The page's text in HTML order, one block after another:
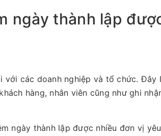
ngày thành lập
với các doanh nghiệp và tổ chức. Đây
hàng, nhân viên cũng như ghi
ngày thành lập được nhiều đơn vị